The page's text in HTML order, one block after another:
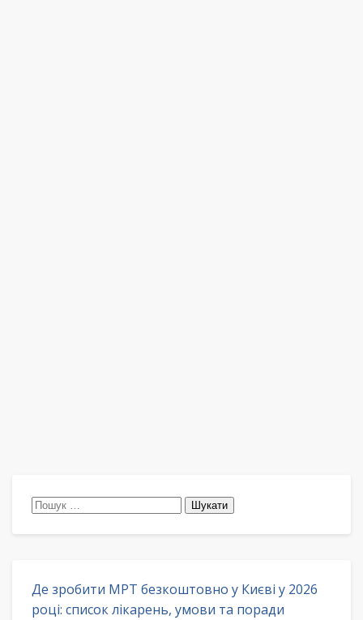
Пошук:
Де зробити МРТ безкоштовно у Києві у 2026
році: список лікарень, умови та поради